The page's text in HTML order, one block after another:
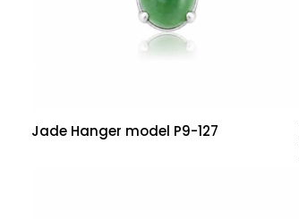
Jade Hanger model P9-127